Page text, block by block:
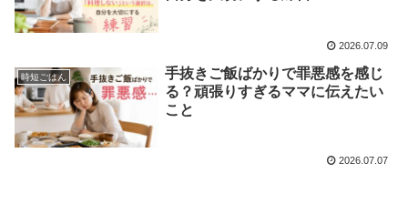
2026.07.09
時短ごはん
手抜きご飯ばかりで罪悪感を感じ
る？頑張りすぎるママに伝えたい
こと
2026.07.07